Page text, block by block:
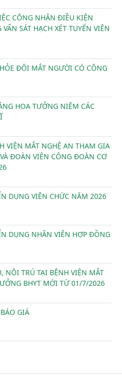
CÔNG NHẬN ĐIỀU KIỆN
SÁT HẠCH XÉT TUYỂN VIÊN
ĐÔI MẮT NGƯỜI CÓ CÔNG
HOA TƯỞNG NIỆM CÁC
VIỆN MẮT NGHỆ AN THAM GIA
ĐOÀN VIÊN CÔNG ĐOÀN CƠ
DỤNG VIÊN CHỨC NĂM 2026
DỤNG NHÂN VIÊN HỢP ĐỒNG
NỘI TRÚ TẠI BỆNH VIỆN MẮT
BHYT MỚI TỪ 01/7/2026
GIÁ